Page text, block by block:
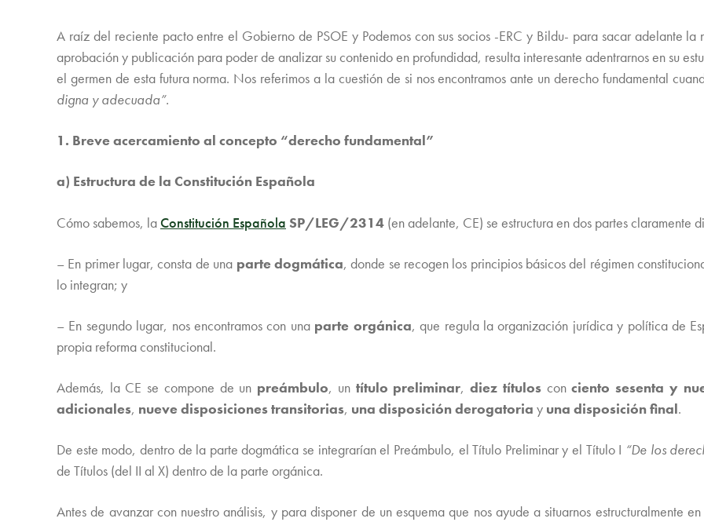
A raíz del reciente pacto entre el Gobierno de PSOE y Podemos con sus socios -ERC y Bildu- para sacar adelante
aprobación y publicación para poder de analizar su contenido en profundidad, resulta interesante adentrarnos en su
el germen de esta futura norma. Nos referimos a la cuestión de si nos encontramos ante un derecho fundamental
digna y adecuada”.
1. Breve acercamiento al concepto “derecho fundamental”
a) Estructura de la Constitución Española
Cómo sabemos, la Constitución Española SP/LEG/2314 (en adelante, CE) se estructura en dos partes claramente
– En primer lugar, consta de una parte dogmática, donde se recogen los principios básicos del régimen
lo integran; y
– En segundo lugar, nos encontramos con una parte orgánica, que regula la organización jurídica y política de
propia reforma constitucional.
Además, la CE se compone de un preámbulo, un título preliminar,diez títulosconciento sesenta y
adicionales, nueve disposiciones transitorias, una disposición derogatoria y una disposición final.
De este modo, dentro de la parte dogmática se integrarían el Preámbulo, el Título Preliminar y el Título I “De los
de Títulos (del II al X) dentro de la parte orgánica.
Antes de avanzar con nuestro análisis, y para disponer de un esquema que nos ayude a situarnos estructuralmente